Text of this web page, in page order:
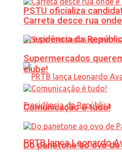
PSTU oficializa
Presidência da
PRTB lança Leonardo
Carreta desce rua
Supermercados
clube!
Comunicação é tudo!
Do panetone ao ovo